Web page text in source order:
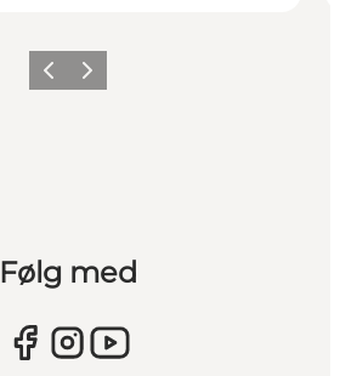
ForrigeNæste
Følg med